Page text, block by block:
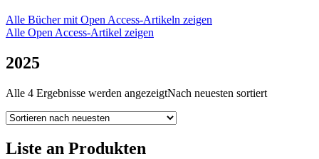
Alle Bücher mit Open Access-Artikeln zeigen
Alle Open Access-Artikel zeigen
2025
Alle 4 Ergebnisse werden angezeigtNach neuesten sortiert
Liste an Produkten